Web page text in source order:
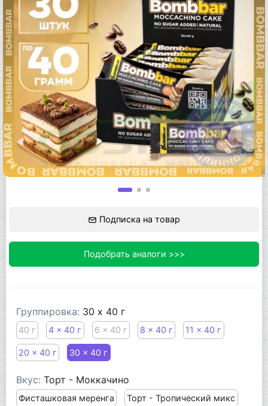
Подписка на товар
Подобрать аналоги >>>
Группировка: 30 x 40 г
40 г 4 x 40 г 6 x 40 г 8 x 40 г 11 x 40 г
20 x 40 г 30 x 40 г
Вкус: Торт - Моккачино
Фисташковая меренга Торт - Тропический микс